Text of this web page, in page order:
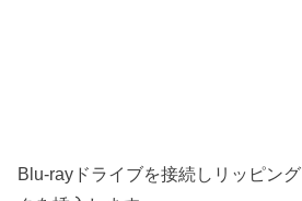
Blu-rayドライブを接続しリッピン